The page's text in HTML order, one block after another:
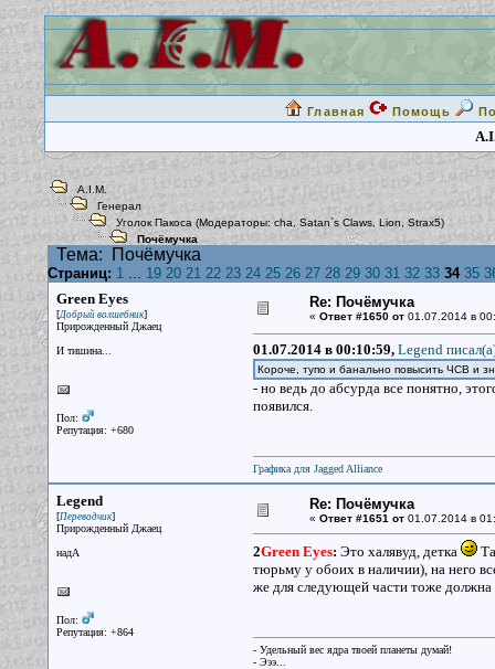
Главная Помощь
A.I.M.
Генерал
Уголок Пакоса (Модераторы:cha Satan`s Claws, Lion Strax5)
Почёмучка
Тема: Почёмучка
Страниц: 1... 19 20 21 22 23 24 25 26 27 28 29 30 31 32 33 34 35
Green Eyes
[Добрый волшебник]
Прирожденный Джаец
И тишина...
Пол:
Репутация: +680
Re: Почёмучка
« Ответ #1650 от01.07.2014 в
01.07.2014 в 00:10:59, Legend
Короче, тупо и банально повысить ЧСВ и
- но ведь до абсурда все понятно,
появился.
Графика для Jagged Alliance
Legend
[Переводчик]
Прирожденный Джаец
надА
Пол:
Репутация: +864
Re: Почёмучка
« Ответ #1651 от01.07.2014 в
2Green Eyes: Это халявуд, детка
тюрьму у обоих в наличии), на него
же для следующей части тоже должна
- Удельный вес ядра твоей планеты думай!
- Эээ...